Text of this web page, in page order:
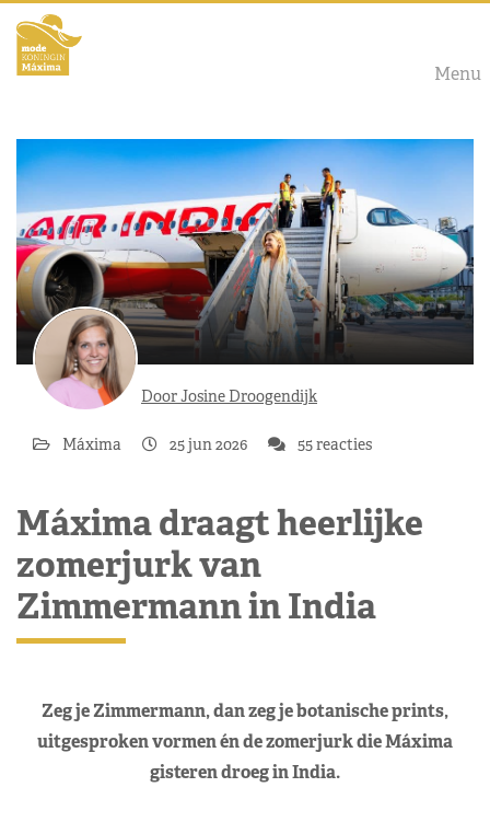
Menu
Door Josine Droogendijk
Máxima 25 jun 2026 55 reacties
Máxima draagt heerlijke
zomerjurk van
Zimmermann in India
Zeg je Zimmermann, dan zeg je botanische prints,
uitgesproken vormen én de zomerjurk die Máxima
gisteren droeg in India.